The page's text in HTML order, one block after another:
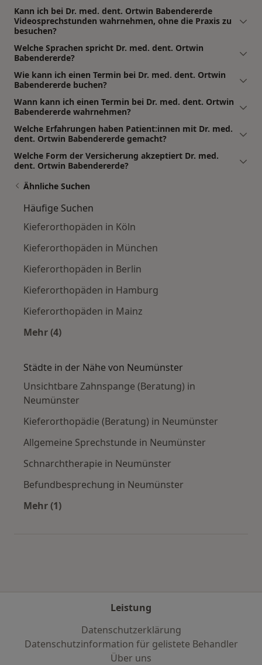
Kann ich bei Dr. med. dent. Ortwin Babendererde
Videosprechstunden wahrnehmen, ohne die Praxis zu
besuchen?
Welche Sprachen spricht Dr. med. dent. Ortwin
Babendererde?
Wie kann ich einen Termin bei Dr. med. dent. Ortwin
Babendererde buchen?
Wann kann ich einen Termin bei Dr. med. dent. Ortwin
Babendererde wahrnehmen?
Welche Erfahrungen haben Patient:innen mit Dr. med.
dent. Ortwin Babendererde gemacht?
Welche Form der Versicherung akzeptiert Dr. med.
dent. Ortwin Babendererde?
Ähnliche Suchen
Häufige Suchen
Kieferorthopäden in Köln
Kieferorthopäden in München
Kieferorthopäden in Berlin
Kieferorthopäden in Hamburg
Kieferorthopäden in Mainz
Mehr (4)
Städte in der Nähe von Neumünster
Unsichtbare Zahnspange (Beratung) in
Neumünster
Kieferorthopädie (Beratung) in Neumünster
Allgemeine Sprechstunde in Neumünster
Schnarchtherapie in Neumünster
Befundbesprechung in Neumünster
Mehr (1)
Leistung
Datenschutzerklärung
Datenschutzinformation für gelistete Behandler
Über uns